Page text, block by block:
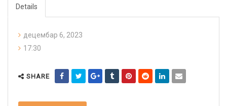
Details
децембар 6, 2023
17:30
SHARE